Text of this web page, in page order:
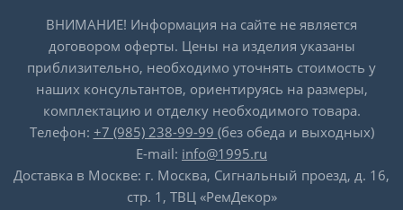
ВНИМАНИЕ! Информация на сайте не является
договором оферты. Цены на изделия указаны
приблизительно, необходимо уточнять стоимость у
наших консультантов, ориентируясь на размеры,
комплектацию и отделку необходимого товара.
Телефон: +7 (985) 238-99-99 (без обеда и выходных)
E-mail: info@1995.ru
Доставка в Москве: г. Москва, Сигнальный проезд, д. 16,
стр. 1, ТВЦ «РемДекор»